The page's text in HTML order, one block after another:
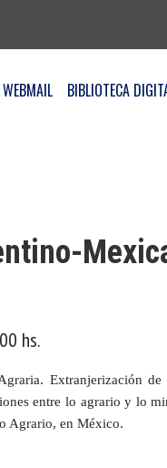
WEBMAIL BIBLIOTECA
hs.
Extranjerización
entre lo agrario y lo
Agrario, en México.